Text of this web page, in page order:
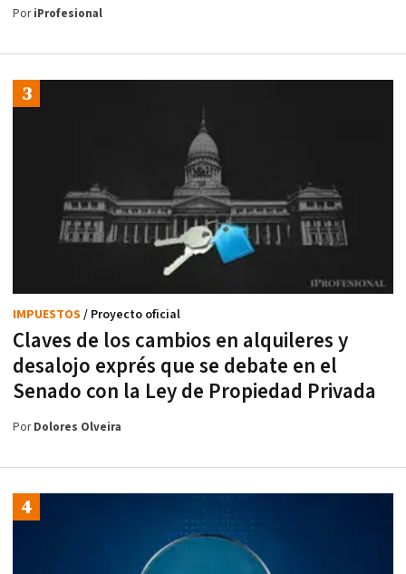
PoriProfesional
Claves de los cambios en alquileres y
desalojo exprés que se debate en el
Senado con la Ley de Propiedad Privada
IMPUESTOS / Proyecto oficial
PorDolores Olveira